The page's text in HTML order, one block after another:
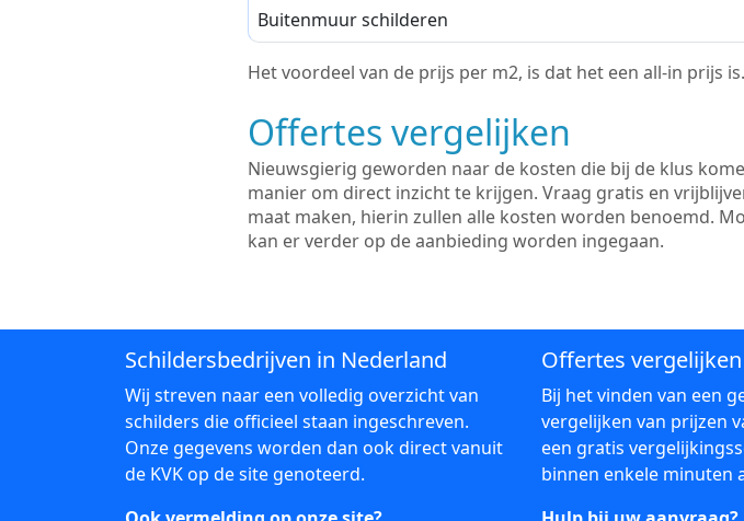
Buitenmuur schilderen
Het voordeel van de prijs per m2, is dat het een all-in prijs
Offertes vergelijken
Nieuwsgierig geworden naar de kosten die bij de klus
manier om direct inzicht te krijgen. Vraag gratis en
maat maken, hierin zullen alle kosten worden benoemd.
kan er verder op de aanbieding worden ingegaan.
Schildersbedrijven in Nederland
Wij streven naar een volledig overzicht van
schilders die officieel staan ingeschreven.
Onze gegevens worden dan ook direct vanuit
de KVK op de site genoteerd.
Offertes vergelijken
Bij het vinden van een
vergelijken van prijzen
een gratis
binnen enkele minuten